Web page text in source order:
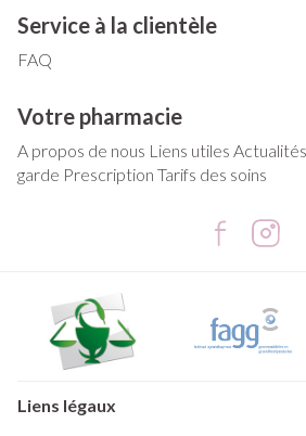
Service à la clientèle
FAQ
Votre pharmacie
A propos de nous Liens utiles
garde Prescription Tarifs des soins
Liens légaux